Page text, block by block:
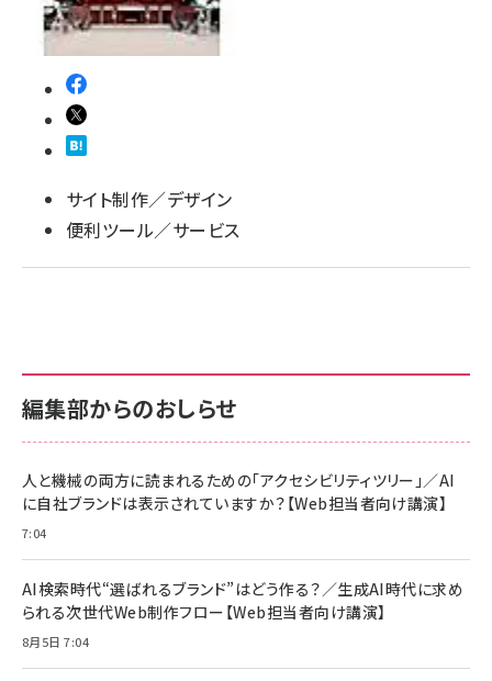
サイト制作／デザイン
便利ツール／サービス
編集部からのおしらせ
人と機械の両方に読まれるための「アクセシビリティツリー」／AI
に自社ブランドは表示されていますか？【Web担当者向け講演】
7:04
AI検索時代“選ばれるブランド”はどう作る？／生成AI時代に求め
られる次世代Web制作フロー【Web担当者向け講演】
8月5日 7:04